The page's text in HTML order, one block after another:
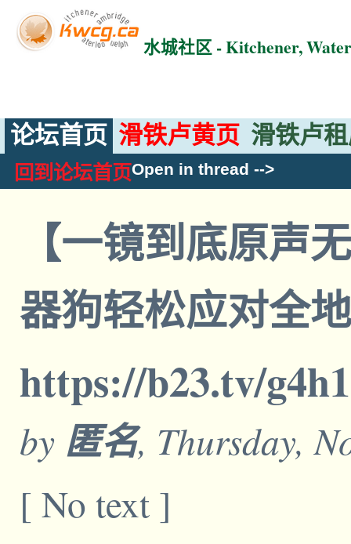
水城社区 - Kitchener,
论坛首页 滑铁卢黄页 滑铁卢
回到论坛首页Open in thread -->
【一镜到底原声
器狗轻松应对全
https://b23.tv/
by 匿名, Thursday,
[ No text ]